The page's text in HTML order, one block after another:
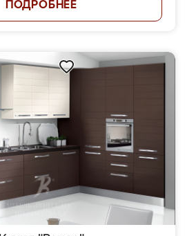
ПОДРОБНЕЕ